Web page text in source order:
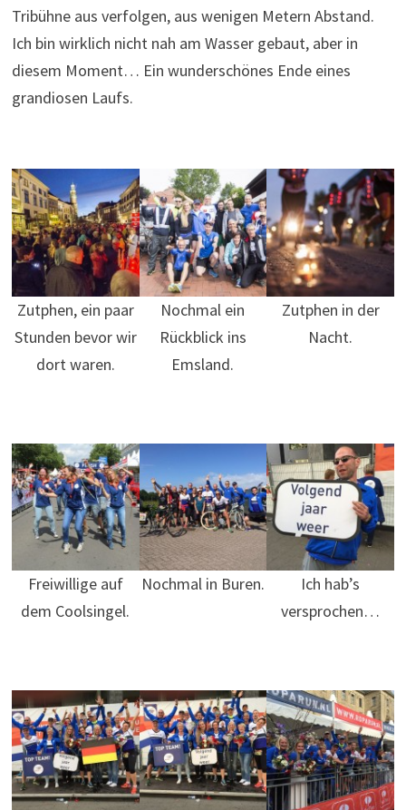
Tribühne aus verfolgen, aus wenigen Metern Abstand.
Ich bin wirklich nicht nah am Wasser gebaut, aber in
diesem Moment… Ein wunderschönes Ende eines
grandiosen Laufs.
Zutphen, ein paar
Stunden bevor wir
dort waren.
Nochmal ein
Rückblick ins
Emsland.
Zutphen in der
Nacht.
Freiwillige auf
dem Coolsingel.
Nochmal in Buren.
Ich hab’s
versprochen…